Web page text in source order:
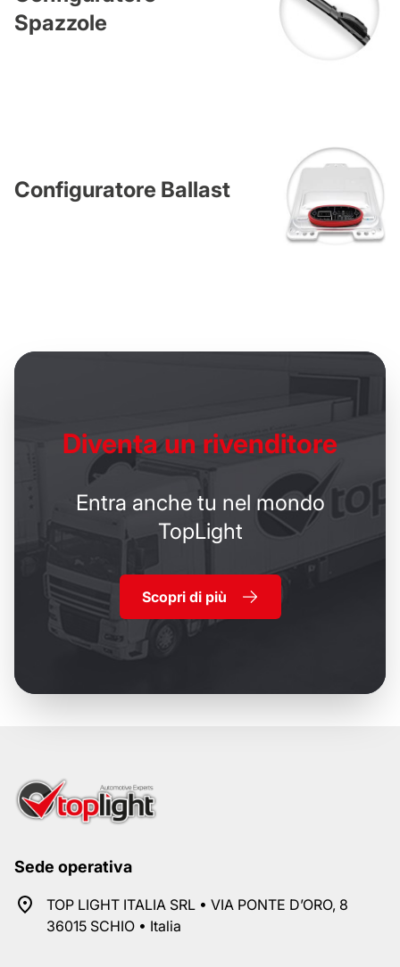
Spazzole
Configuratore Ballast
Diventa un rivenditore
Entra anche tu nel mondo
TopLight
Scopri di più
Sede operativa
TOP LIGHT ITALIA SRL • VIA PONTE D’ORO, 8
36015 SCHIO • Italia